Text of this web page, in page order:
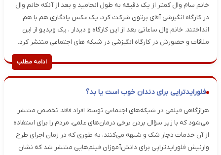
خانم سام وال کمتر از یک دقیقه به طول انجامید و بعد از آنکه خانم وال
در کارگاه انگیزشی آقای برتون شرکت کرد، یک عکس یادگاری هم با هم
انداختند. خانم وال ساعاتی بعد از این کارگاه و دیدار ، یک ویدیو از این
ملاقات و حضورش در کارگاه انگیزشی در شبکه های اجتماعی منتشر کرد.
ادامه مطلب
فلورایدتراپی برای دندان خوب است یا بد؟
هرازگاهی فیلمی در شبکه‌های اجتماعی توسط افراد فاقد تخصص منتشر
می‌شود که با زیر سؤال بردن برخی درمان‌های علمی، مردم را برای استفاده
از آن خدمات دچار شک و شبهه می‌کنند، به طوری که در زمان اجرای طرح
وارنیش فلورایدتراپی برای دانش‌آموزان فیلم‌هایی منتشر شد که نشان